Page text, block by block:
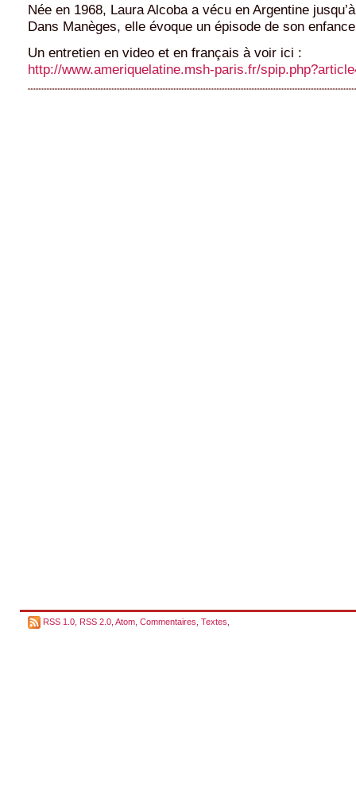
Née en 1968, Laura Alcoba a vécu en Argentine
Dans Manèges, elle évoque un épisode de son enfance
Un entretien en video et en français à voir ici :
http://www.ameriquelatine.msh-paris.fr/
RSS 1.0 RSS 2.0 Atom Commentaires Textes